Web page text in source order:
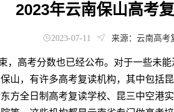
2023年云南保山高考
2023-07-11 来源：云南高考
高考分数也已经公布。对于一些未能
山，有许多高考复读机构，其中包括
方全日制高考复读学校、昆三中空港